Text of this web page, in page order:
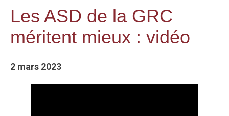
Les ASD de la GRC
méritent mieux : vidéo
2 mars 2023